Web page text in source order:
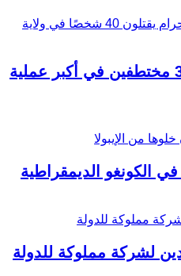
القوات النيجيرية تحرر 308 مختطفين في أكبر عملية
لشركة مملوكة للدولة